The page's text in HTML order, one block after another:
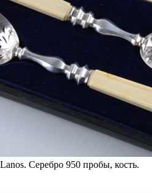
Серебро 950 пробы, кость.